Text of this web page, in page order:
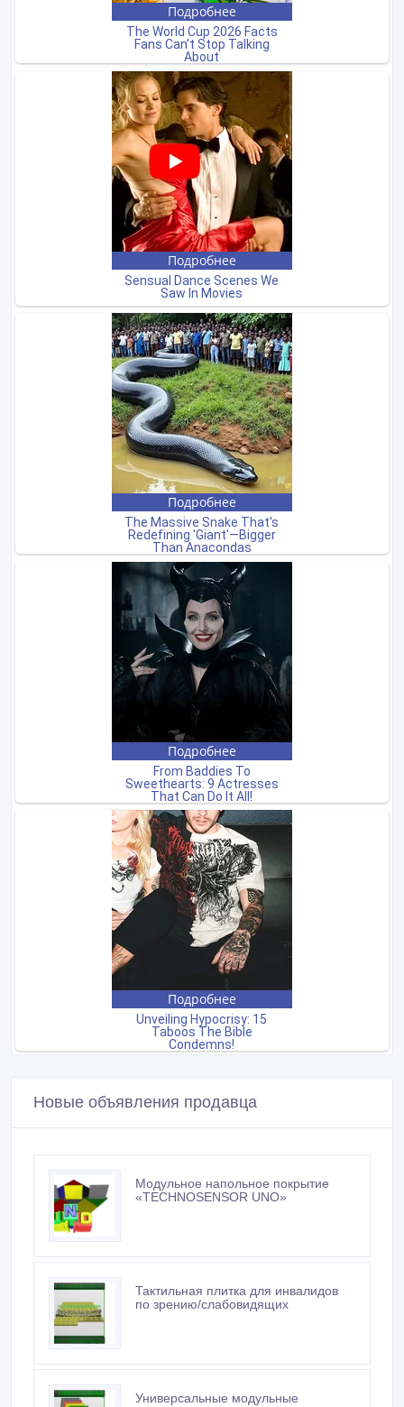
Новые объявления продавца
Модульное напольное покрытие
«TECHNOSENSOR UNO»
Тактильная плитка для инвалидов
по зрению/слабовидящих
Универсальные модульные